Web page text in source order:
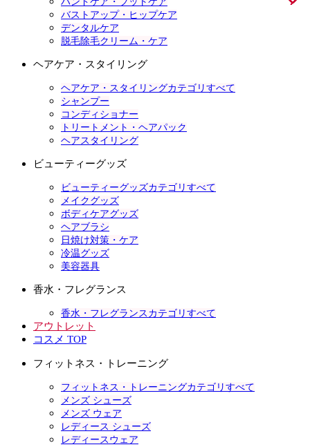
バストアップ・ヒップケア
デンタルケア
脱毛除毛クリーム・ケア
ヘアケア・スタイリング
ヘアケア・スタイリングカテゴリすべて
シャンプー
コンディショナー
トリートメント・ヘアパック
ヘアスタイリング
ビューティーグッズ
ビューティーグッズカテゴリすべて
メイクグッズ
ボディケアグッズ
ヘアブラシ
日焼け対策・ケア
冷温グッズ
美容器具
香水・フレグランス
香水・フレグランスカテゴリすべて
アウトレット
コスメ TOP
フィットネス・トレーニング
フィットネス・トレーニングカテゴリすべて
メンズ シューズ
メンズ ウェア
レディース シューズ
レディースウェア